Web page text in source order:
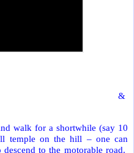
walk for a shortwhile (say 10
temple on the hill – one can
to the motorable road.